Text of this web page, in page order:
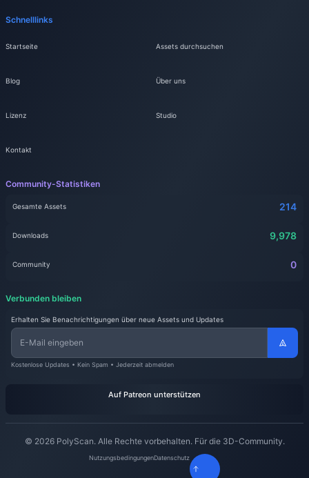
Schnelllinks
Startseite Assets durchsuchen
Blog Über uns
Lizenz Studio
Kontakt
Community-Statistiken
Gesamte Assets 214
Downloads 9,978
Community 0
Verbunden bleiben
Erhalten Sie Benachrichtigungen über neue Assets und Updates
Kostenlose Updates • Kein Spam • Jederzeit abmelden
Auf Patreon unterstützen
© 2026 PolyScan. Alle Rechte vorbehalten. Für die 3D-Community.
NutzungsbedingungenDatenschutz